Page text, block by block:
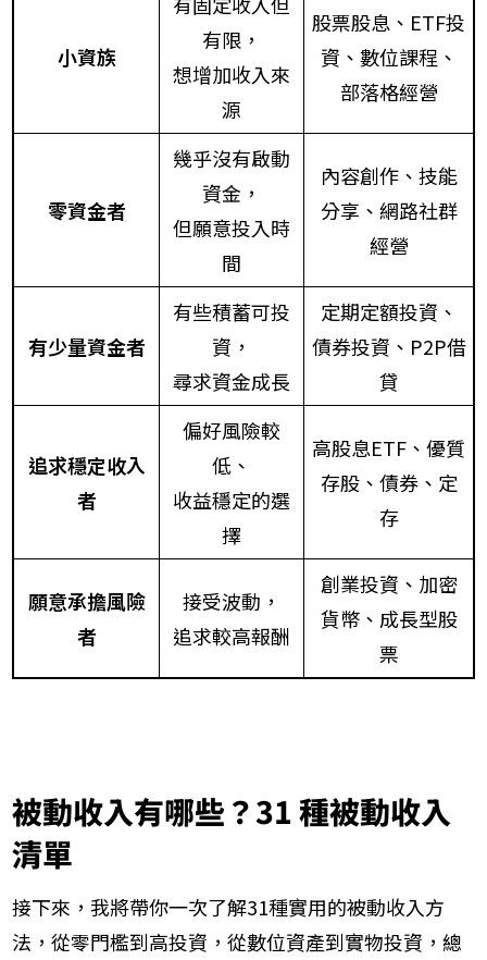
小資族
有限，
想增加收入來
源
股票股息、ETF投
資、數位課程、
部落格經營
零資金者
幾乎沒有啟動
資金，
但願意投入時
間
內容創作、技能
分享、網路社群
經營
有少量資金者
有些積蓄可投
資，
尋求資金成長
定期定額投資、
債券投資、P2P借
貸
追求穩定收入
者
偏好風險較
低、
收益穩定的選
擇
高股息ETF、優質
存股、債券、定
存
願意承擔風險
者
接受波動，
追求較高報酬
創業投資、加密
貨幣、成長型股
票
被動收入有哪些？31 種被動收入
清單
接下來，我將帶你一次了解31種實用的被動收入方
法，從零門檻到高投資，從數位資產到實物投資，總